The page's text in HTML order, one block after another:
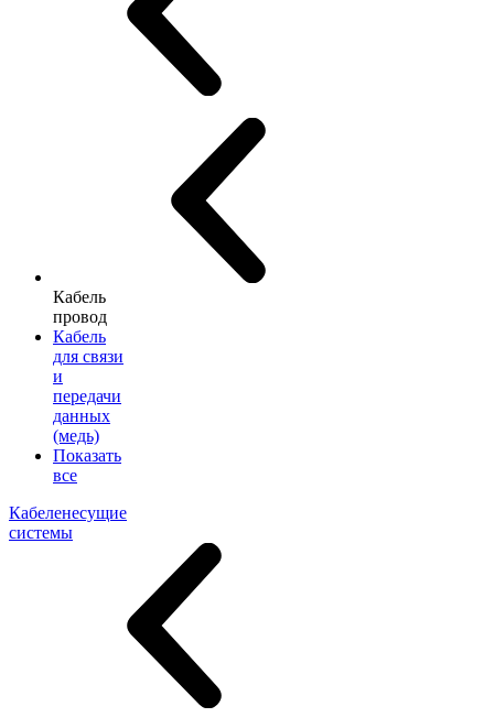
Кабель
провод
Кабель
для связи
и
передачи
данных
(медь)
Показать
все
Кабеленесущие
системы